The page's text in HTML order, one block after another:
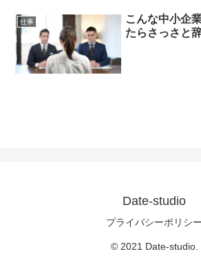
仕事
こんな中小企
たらさっさと
Date-studio
プライバシーポリシー
© 2021 Date-studio.